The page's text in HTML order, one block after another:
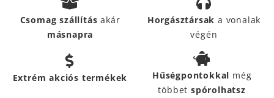
Csomag szállításakár
másnapra
Horgásztársak a vonalak
végén
Extrém akciós termékek Hűségpontokkal még
többetspórolhatsz